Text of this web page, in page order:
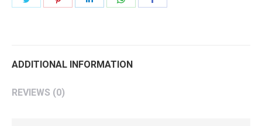
ADDITIONAL INFORMATION
REVIEWS (0)